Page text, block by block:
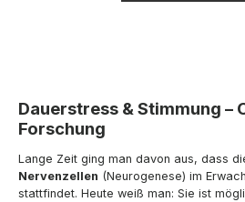
Dauerstress & Stimmung –
Forschung
Lange Zeit ging man davon aus, dass
Nervenzellen (Neurogenese) im
stattfindet. Heute weiß man: Sie ist